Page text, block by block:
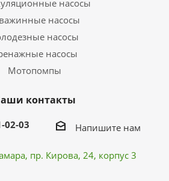
насосы
насосы
насосы
насосы
Мотопомпы
контакты
02-03 Напишите нам
пр. Кирова, 24, корпус 3